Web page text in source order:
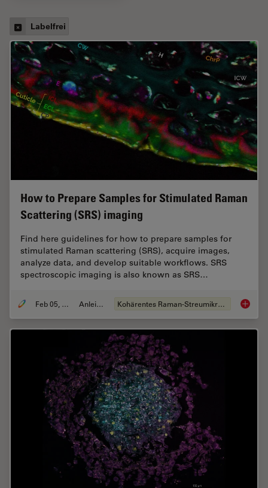
Labelfrei
How to Prepare Samples for Stimulated Raman
Scattering (SRS) imaging
Find here guidelines for how to prepare samples for
stimulated Raman scattering (SRS), acquire images,
analyze data, and develop suitable workflows. SRS
spectroscopic imaging is also known as SRS…
Feb 05, 2024 Anleitung Kohärentes Raman-Streumikroskop (CRS) How to